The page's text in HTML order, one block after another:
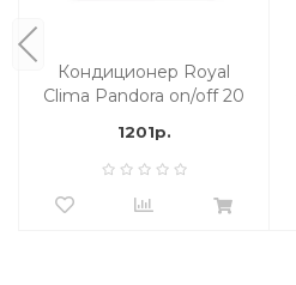
Кондиционер Royal
Clima Pandora on/off 20
1201р.